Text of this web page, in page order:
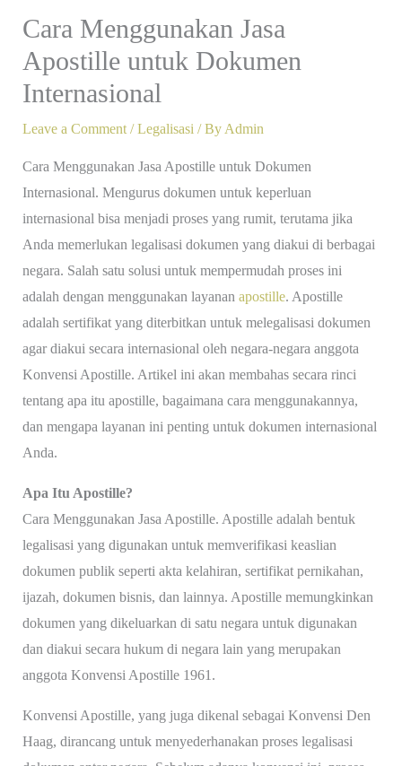
Cara Menggunakan Jasa
Apostille untuk Dokumen
Internasional
Leave a Comment /Legalisasi / By Admin
Cara Menggunakan Jasa Apostille untuk Dokumen
Internasional. Mengurus dokumen untuk keperluan
internasional bisa menjadi proses yang rumit, terutama jika
Anda memerlukan legalisasi dokumen yang diakui di berbagai
negara. Salah satu solusi untuk mempermudah proses ini
adalah dengan menggunakan layanan apostille. Apostille
adalah sertifikat yang diterbitkan untuk melegalisasi dokumen
agar diakui secara internasional oleh negara-negara anggota
Konvensi Apostille. Artikel ini akan membahas secara rinci
tentang apa itu apostille, bagaimana cara menggunakannya,
dan mengapa layanan ini penting untuk dokumen internasional
Anda.
Apa Itu Apostille?
Cara Menggunakan Jasa Apostille. Apostille adalah bentuk
legalisasi yang digunakan untuk memverifikasi keaslian
dokumen publik seperti akta kelahiran, sertifikat pernikahan,
ijazah, dokumen bisnis, dan lainnya. Apostille memungkinkan
dokumen yang dikeluarkan di satu negara untuk digunakan
dan diakui secara hukum di negara lain yang merupakan
anggota Konvensi Apostille 1961.
Konvensi Apostille, yang juga dikenal sebagai Konvensi Den
Haag, dirancang untuk menyederhanakan proses legalisasi